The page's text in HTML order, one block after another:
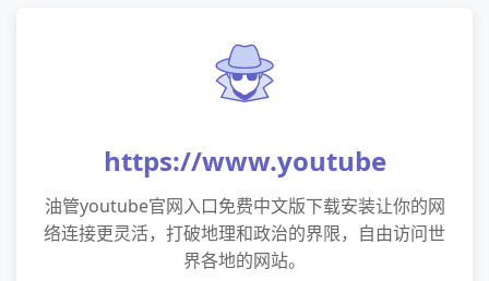
https://www.youtube
油管youtube官网入口免费中文版下载安装让你的网
络连接更灵活，打破地理和政治的界限，自由访问世
界各地的网站。